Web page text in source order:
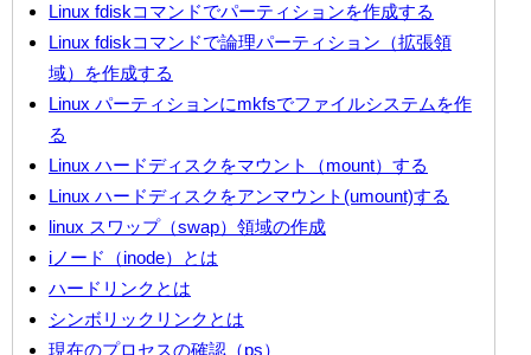
Linux fdiskコマンドでパーティションを作成する
Linux fdiskコマンドで論理パーティション（拡張領
域）を作成する
Linux パーティションにmkfsでファイルシステムを作
る
Linux ハードディスクをマウント（mount）する
Linux ハードディスクをアンマウント(umount)する
linux スワップ（swap）領域の作成
iノード（inode）とは
ハードリンクとは
シンボリックリンクとは
現在のプロセスの確認（ps）